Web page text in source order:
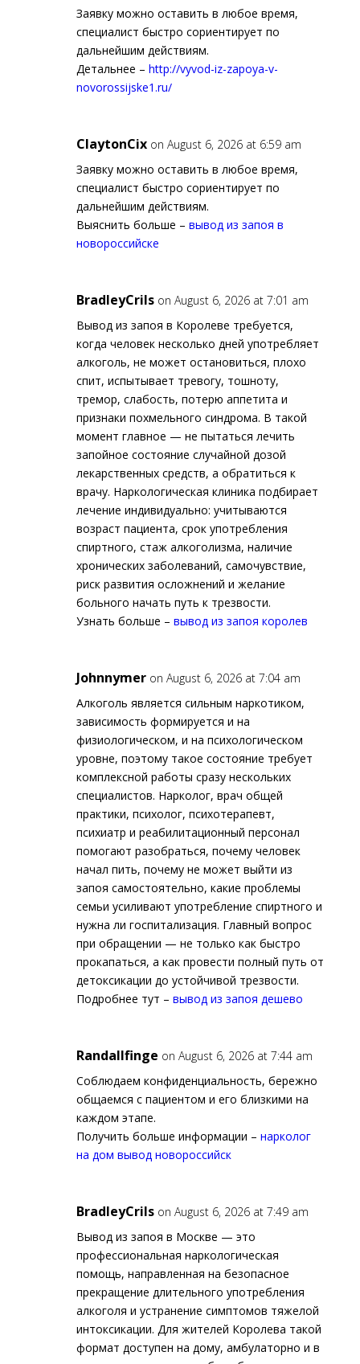
Заявку можно оставить в любое время,
специалист быстро сориентирует по
дальнейшим действиям.
Детальнее – http://vyvod-iz-zapoya-v-
novorossijske1.ru/
ClaytonCix on August 6, 2026 at 6:59 am
Заявку можно оставить в любое время,
специалист быстро сориентирует по
дальнейшим действиям.
Выяснить больше – вывод из запоя в
новороссийске
BradleyCrils on August 6, 2026 at 7:01 am
Вывод из запоя в Королеве требуется,
когда человек несколько дней употребляет
алкоголь, не может остановиться, плохо
спит, испытывает тревогу, тошноту,
тремор, слабость, потерю аппетита и
признаки похмельного синдрома. В такой
момент главное — не пытаться лечить
запойное состояние случайной дозой
лекарственных средств, а обратиться к
врачу. Наркологическая клиника подбирает
лечение индивидуально: учитываются
возраст пациента, срок употребления
спиртного, стаж алкоголизма, наличие
хронических заболеваний, самочувствие,
риск развития осложнений и желание
больного начать путь к трезвости.
Узнать больше – вывод из запоя королев
Johnnymer on August 6, 2026 at 7:04 am
Алкоголь является сильным наркотиком,
зависимость формируется и на
физиологическом, и на психологическом
уровне, поэтому такое состояние требует
комплексной работы сразу нескольких
специалистов. Нарколог, врач общей
практики, психолог, психотерапевт,
психиатр и реабилитационный персонал
помогают разобраться, почему человек
начал пить, почему не может выйти из
запоя самостоятельно, какие проблемы
семьи усиливают употребление спиртного и
нужна ли госпитализация. Главный вопрос
при обращении — не только как быстро
прокапаться, а как провести полный путь от
детоксикации до устойчивой трезвости.
Подробнее тут – вывод из запоя дешево
Randallfinge on August 6, 2026 at 7:44 am
Соблюдаем конфиденциальность, бережно
общаемся с пациентом и его близкими на
каждом этапе.
Получить больше информации – нарколог
на дом вывод новороссийск
BradleyCrils on August 6, 2026 at 7:49 am
Вывод из запоя в Москве — это
профессиональная наркологическая
помощь, направленная на безопасное
прекращение длительного употребления
алкоголя и устранение симптомов тяжелой
интоксикации. Для жителей Королева такой
формат доступен на дому, амбулаторно и в